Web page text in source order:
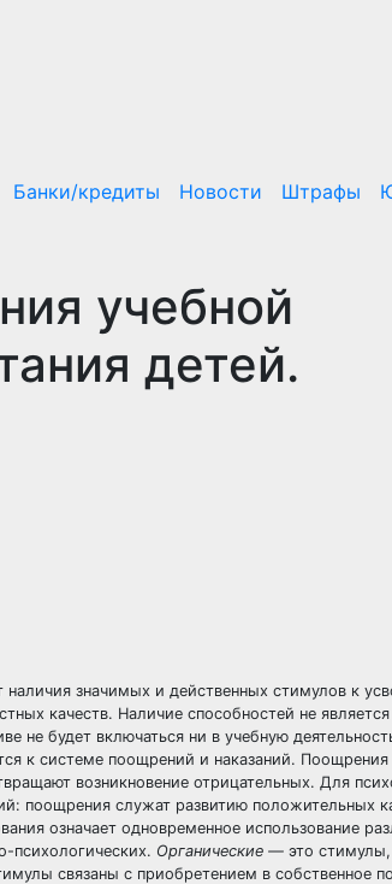
Банки/кредиты Новости Штрафы
учебной
детей.
значимых и действенных стимулов к
качеств. Наличие способностей не является
не будет включаться ни в учебную
к системе поощрений и наказаний.
возникновение отрицательных. Для
поощрения служат развитию положительных
означает одновременное использование
психологических. Органические — это
связаны с приобретением в собственное